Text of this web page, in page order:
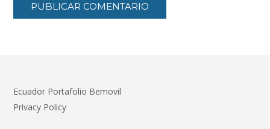
Ecuador Portafolio Bemovil
Privacy Policy